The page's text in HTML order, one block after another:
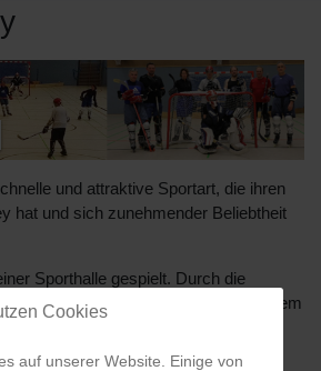
und attraktive Sportart, die ihren
hat und sich zunehmender Beliebtheit
Sporthalle gespielt. Durch die
und die Zulassung von begrenztem
eine sehr interessante
viel Spaß und Action dar.
Cookies
auf unserer Website. Einige von